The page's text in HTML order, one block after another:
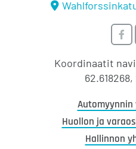
Koordinaatit
Huollon ja
Hallinnon